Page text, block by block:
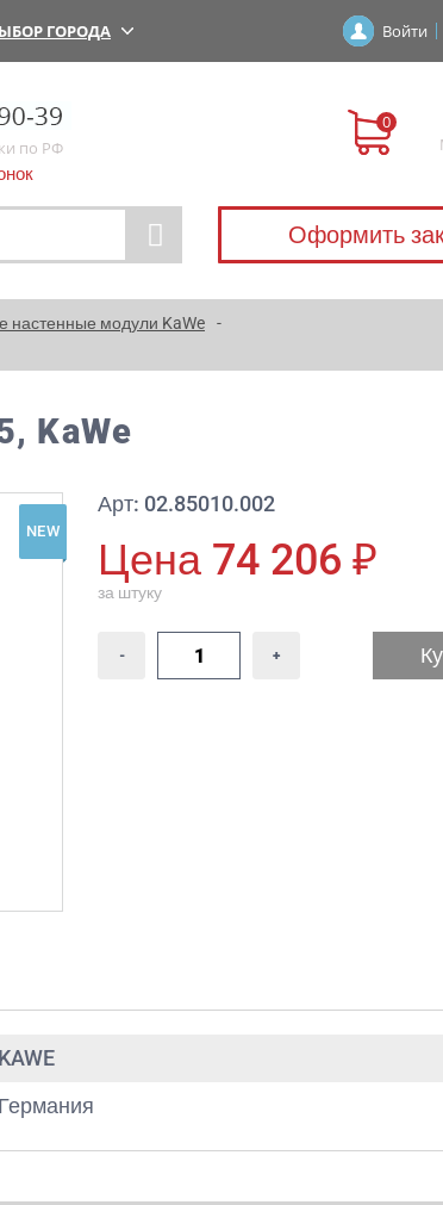
ГОРОДА Войти
по РФ
Оформить
настенные модули KaWe
KaWe
NEW
Арт: 02.85010.002
Цена 74 206 ₽
за штуку
- +
KAWE
Германия